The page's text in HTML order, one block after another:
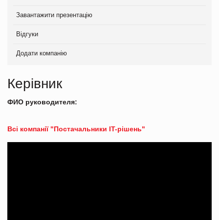
Завантажити презентацію
Відгуки
Додати компанію
Керівник
ФИО руководителя:
Всі компанії "Постачальники IT-рішень"